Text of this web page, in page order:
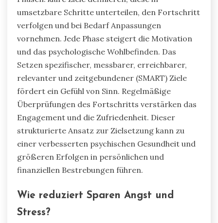
umsetzbare Schritte unterteilen, den Fortschritt
verfolgen und bei Bedarf Anpassungen
vornehmen. Jede Phase steigert die Motivation
und das psychologische Wohlbefinden. Das
Setzen spezifischer, messbarer, erreichbarer,
relevanter und zeitgebundener (SMART) Ziele
fördert ein Gefühl von Sinn. Regelmäßige
Überprüfungen des Fortschritts verstärken das
Engagement und die Zufriedenheit. Dieser
strukturierte Ansatz zur Zielsetzung kann zu
einer verbesserten psychischen Gesundheit und
größeren Erfolgen in persönlichen und
finanziellen Bestrebungen führen.
Wie reduziert Sparen Angst und
Stress?